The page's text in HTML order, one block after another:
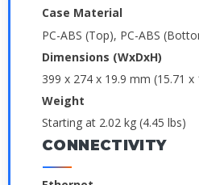
Case Material
PC-ABS (Top), PC-ABS
Dimensions (WxDxH)
399 x 274 x 19.9 mm (15.71 x
Weight
Starting at 2.02 kg (4.45 lbs)
CONNECTIVITY